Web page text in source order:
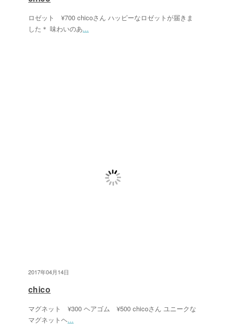
ロゼット ¥700 chicoさん ハッピーなロゼットが届きま
した＊ 味わいのあ...
2017年04月14日
chico
マグネット ¥300 ヘアゴム ¥500 chicoさん ユニークな
マグネットヘ...